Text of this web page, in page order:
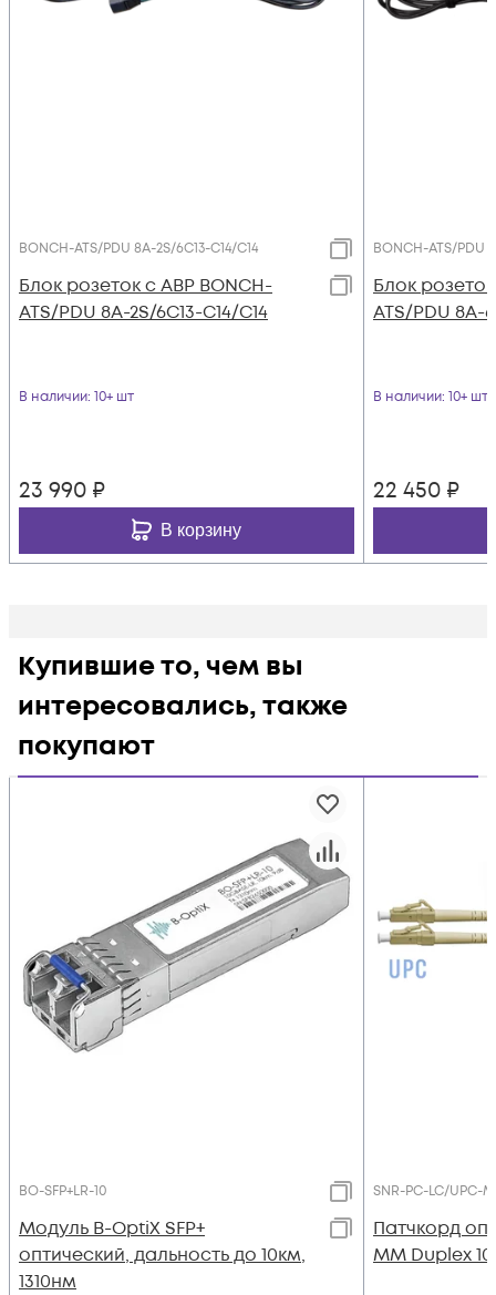
BONCH-ATS/PDU 8A-2S/6C13-C14/C14
Блок розеток с АВР BONCH-
ATS/PDU 8A-2S/6C13-C14/C14
В наличии: 10+ шт
23 990 ₽
В корзину
BONCH-ATS/PDU
Блок
ATS/PDU 8A-
В наличии: 10+ шт
22 450 ₽
Купившие то, чем вы
интересовались, также
покупают
BO-SFP+LR-10
Модуль B-OptiX SFP+
оптический, дальность до 10км,
1310нм
SNR-PC-LC/UPC-
Патчкорд
MM Duplex